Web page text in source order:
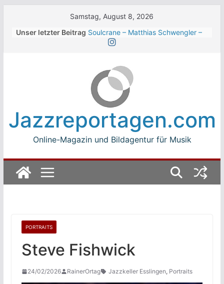
Samstag, August 8, 2026
Unser letzter Beitrag Soulcrane – Matthias Schwengler –
Walter Trout Band beim Winterbach
Zeltspektakel 2026
The Cinelli Brothers beim
Winterbach Zeltspektakel 2026
Jean-Michel Jarre bei den jazz open
Modena auf der Piazza Roma 2026
Jazzreportagen.com
Online-Magazin und Bildagentur für Musik
PORTRAITS
Steve Fishwick
24/02/2026 RainerOrtag Jazzkeller Esslingen, Portraits